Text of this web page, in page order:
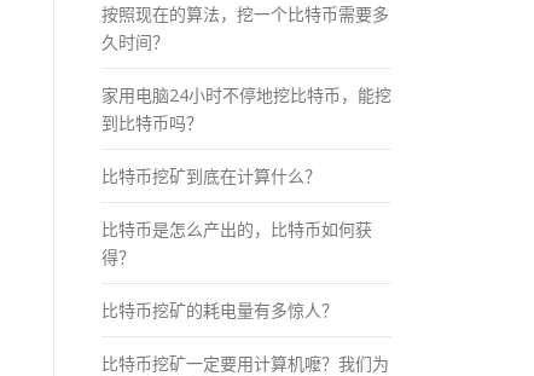
按照现在的算法，挖一个比特币需要多
久时间？
家用电脑24小时不停地挖比特币，能挖
到比特币吗？
比特币挖矿到底在计算什么？
比特币是怎么产出的，比特币如何获
得？
比特币挖矿的耗电量有多惊人？
比特币挖矿一定要用计算机嚒？我们为